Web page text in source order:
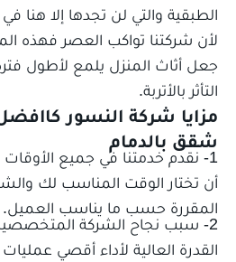
الطبقية والتي لن تجدها إلا هنا
لأن شركتنا تواكب العصر فهذه
جعل أثاث المنزل يلمع لأطول
التأثر بالأتربة.
مزايا شركة النسور
شقق بالدمام
1- نقدم خدمتنا في جميع
أن تختار الوقت المناسب لك
المقررة حسب ما يناسب العميل.
2- سبب نجاح الشركة
القدرة العالية لأداء أقصي